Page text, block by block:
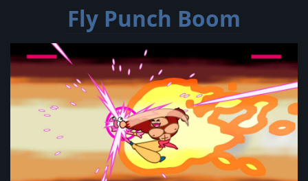
Fly Punch Boom